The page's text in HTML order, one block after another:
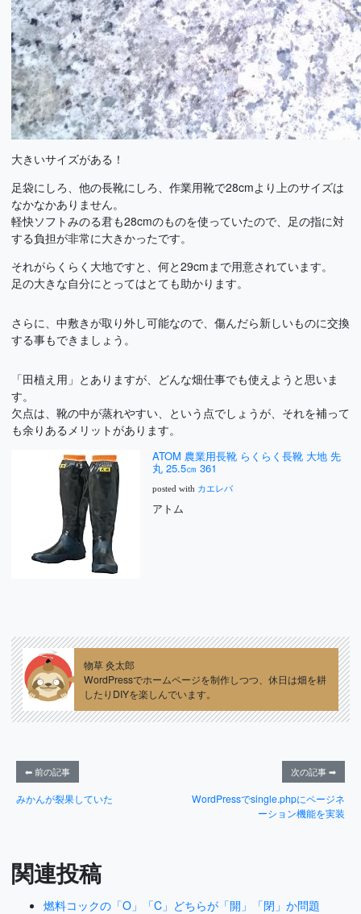
大きいサイズがある！
足袋にしろ、他の長靴にしろ、作業用靴で28cmより上のサイズは
なかなかありません。
軽快ソフトみのる君も28cmのものを使っていたので、足の指に対
する負担が非常に大きかったです。
それがらくらく大地ですと、何と29cmまで用意されています。
足の大きな自分にとってはとても助かります。
さらに、中敷きが取り外し可能なので、傷んだら新しいものに交換
する事もできましょう。
「田植え用」とありますが、どんな畑仕事でも使えようと思いま
す。
欠点は、靴の中が蒸れやすい、という点でしょうが、それを補って
も余りあるメリットがあります。
ATOM 農業用長靴 らくらく長靴 大地 先
丸 25.5㎝ 361
posted with カエレバ
アトム
物草 灸太郎
WordPressでホームページを制作しつつ、休日は畑を耕
したりDIYを楽しんでいます。
⬅ 前の記事
みかんが裂果していた
次の記事 ➡
WordPressでsingle.phpにページネ
ーション機能を実装
関連投稿
燃料コックの「O」「C」どちらが「開」「閉」か問題